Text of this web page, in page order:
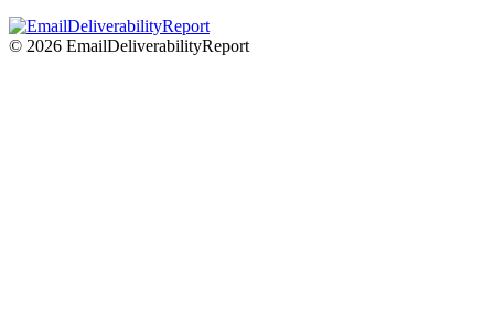
© 2026 EmailDeliverabilityReport